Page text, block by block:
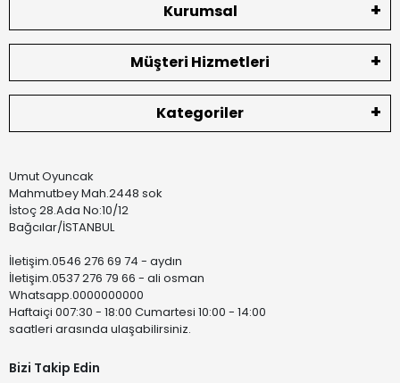
Kurumsal
Müşteri Hizmetleri
Kategoriler
Umut Oyuncak
Mahmutbey Mah.2448 sok
İstoç 28.Ada No:10/12
Bağcılar/İSTANBUL
İletişim.0546 276 69 74 - aydın
İletişim.0537 276 79 66 - ali osman
Whatsapp.0000000000
Haftaiçi 007:30 - 18:00 Cumartesi 10:00 - 14:00
saatleri arasında ulaşabilirsiniz.
Bizi Takip Edin